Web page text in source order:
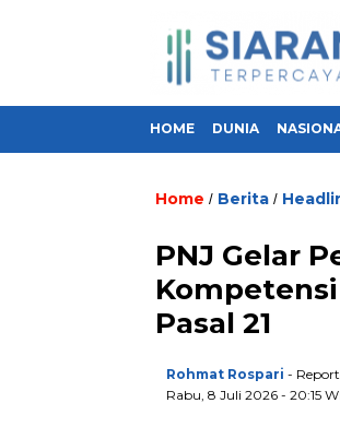
HOME DUNIA
Home / Berita /
PNJ Gelar
Pasal 21
Rohmat Rospari -
Rabu, 8 Juli 2026 - 20:15